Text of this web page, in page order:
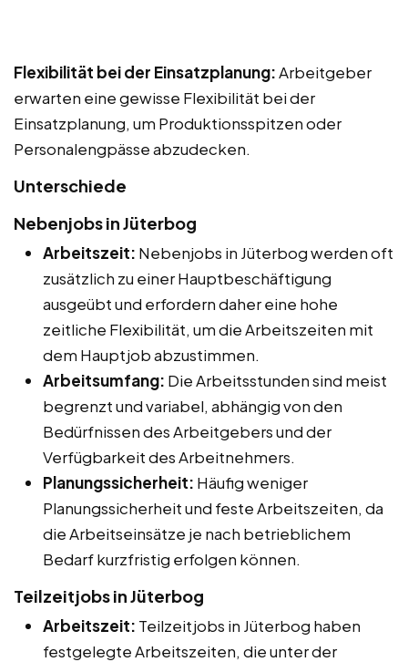
Flexibilität bei der Einsatzplanung:Arbeitgeber
erwarten eine gewisse Flexibilität bei der
Einsatzplanung, um Produktionsspitzen oder
Personalengpässe abzudecken.
Unterschiede
Nebenjobs in Jüterbog
Arbeitszeit: Nebenjobs in Jüterbog werden oft
zusätzlich zu einer Hauptbeschäftigung
ausgeübt und erfordern daher eine hohe
zeitliche Flexibilität, um die Arbeitszeiten mit
dem Hauptjob abzustimmen.
Arbeitsumfang: Die Arbeitsstunden sind meist
begrenzt und variabel, abhängig von den
Bedürfnissen des Arbeitgebers und der
Verfügbarkeit des Arbeitnehmers.
Planungssicherheit: Häufig weniger
Planungssicherheit und feste Arbeitszeiten, da
die Arbeitseinsätze je nach betrieblichem
Bedarf kurzfristig erfolgen können.
Teilzeitjobs in Jüterbog
Arbeitszeit: Teilzeitjobs in Jüterbog haben
festgelegte Arbeitszeiten, die unter der